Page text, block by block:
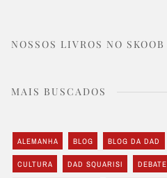
NOSSOS LIVROS NO SKOOB
MAIS BUSCADOS
ALEMANHA BLOG BLOG DA DAD
CULTURA DAD SQUARISI DEBATE